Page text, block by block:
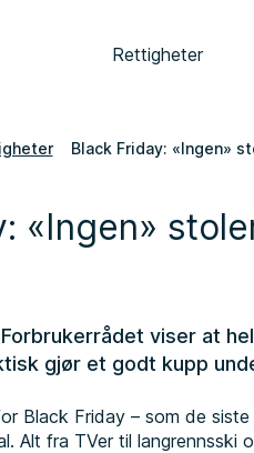
Rettigheter
Black Friday: «Ingen»
«Ingen»
viser at
gjør et godt kupp
Black Friday – som de
Alt fra TVer til langrennsski